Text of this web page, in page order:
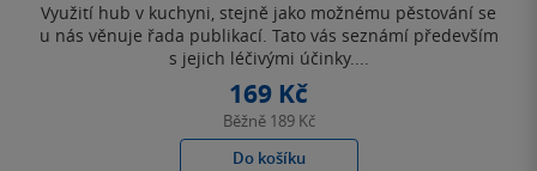
Využití hub v kuchyni, stejně jako možnému pěstování se
u nás věnuje řada publikací. Tato vás seznámí především
s jejich léčivými účinky....
169 Kč
Běžně 189 Kč
Do košíku